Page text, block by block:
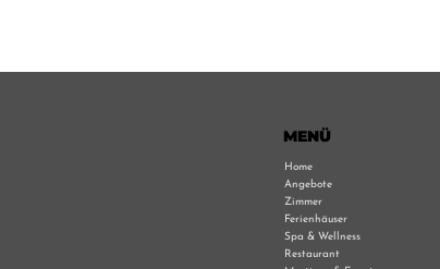
MENÜ
Home
Angebote
Zimmer
Ferienhäuser
Spa & Wellness
Restaurant